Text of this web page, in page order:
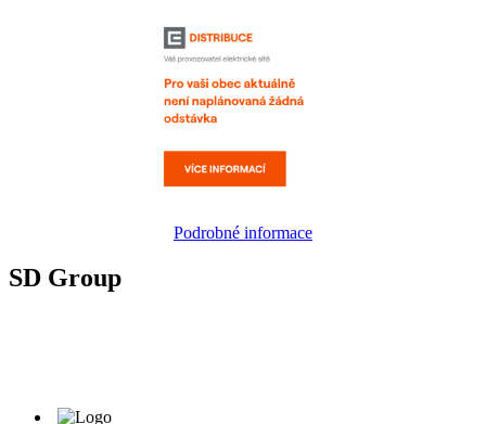
Podrobné informace
SD Group